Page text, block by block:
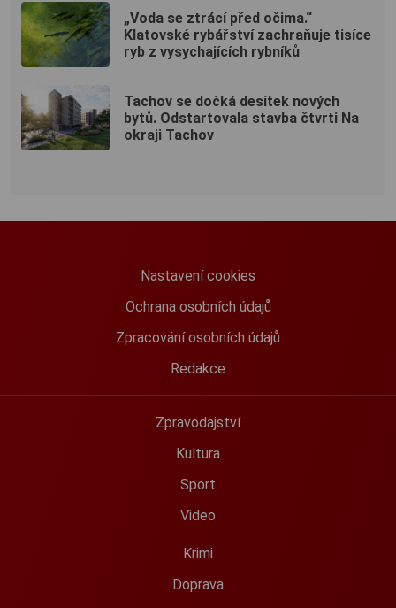
„Voda se ztrácí před očima.“
Klatovské rybářství zachraňuje tisíce
ryb z vysychajících rybníků
Tachov se dočká desítek nových
bytů. Odstartovala stavba čtvrti Na
okraji Tachov
Nastavení cookies
Ochrana osobních údajů
Zpracování osobních údajů
Redakce
Zpravodajství
Kultura
Sport
Video
Krimi
Doprava